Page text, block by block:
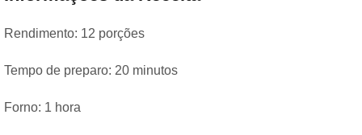
Rendimento: 12 porções
Tempo de preparo: 20 minutos
Forno: 1 hora